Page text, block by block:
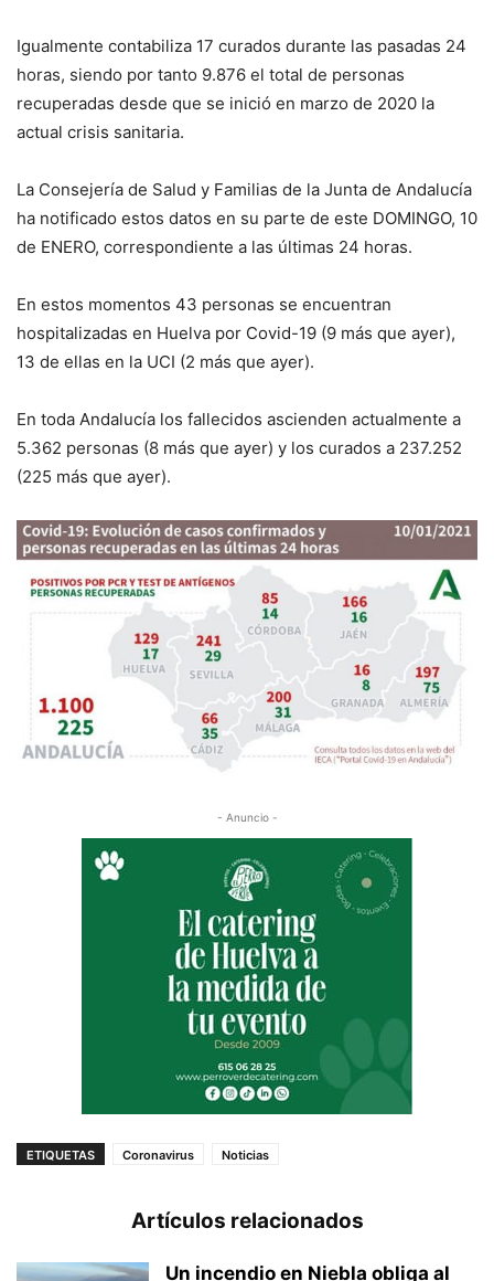
Igualmente contabiliza 17 curados durante las pasadas 24
horas, siendo por tanto 9.876 el total de personas
recuperadas desde que se inició en marzo de 2020 la
actual crisis sanitaria.
La Consejería de Salud y Familias de la Junta de Andalucía
ha notificado estos datos en su parte de este DOMINGO, 10
de ENERO, correspondiente a las últimas 24 horas.
En estos momentos 43 personas se encuentran
hospitalizadas en Huelva por Covid-19 (9 más que ayer),
13 de ellas en la UCI (2 más que ayer).
En toda Andalucía los fallecidos ascienden actualmente a
5.362 personas (8 más que ayer) y los curados a 237.252
(225 más que ayer).
- Anuncio -
ETIQUETAS Coronavirus Noticias
Artículos relacionados
Un incendio en Niebla obliga al